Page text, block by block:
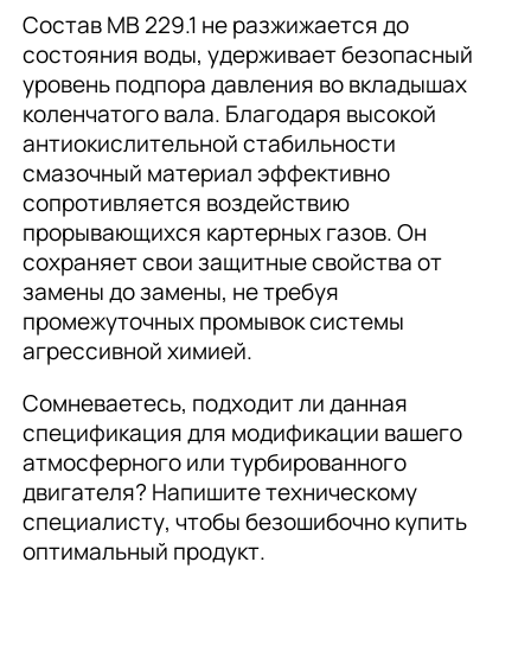
Состав MB 229.1 не разжижается до
состояния воды, удерживает безопасный
уровень подпора давления во вкладышах
коленчатого вала. Благодаря высокой
антиокислительной стабильности
смазочный материал эффективно
сопротивляется воздействию
прорывающихся картерных газов. Он
сохраняет свои защитные свойства от
замены до замены, не требуя
промежуточных промывок системы
агрессивной химией.
Сомневаетесь, подходит ли данная
спецификация для модификации вашего
атмосферного или турбированного
двигателя? Напишите техническому
специалисту, чтобы безошибочно купить
оптимальный продукт.